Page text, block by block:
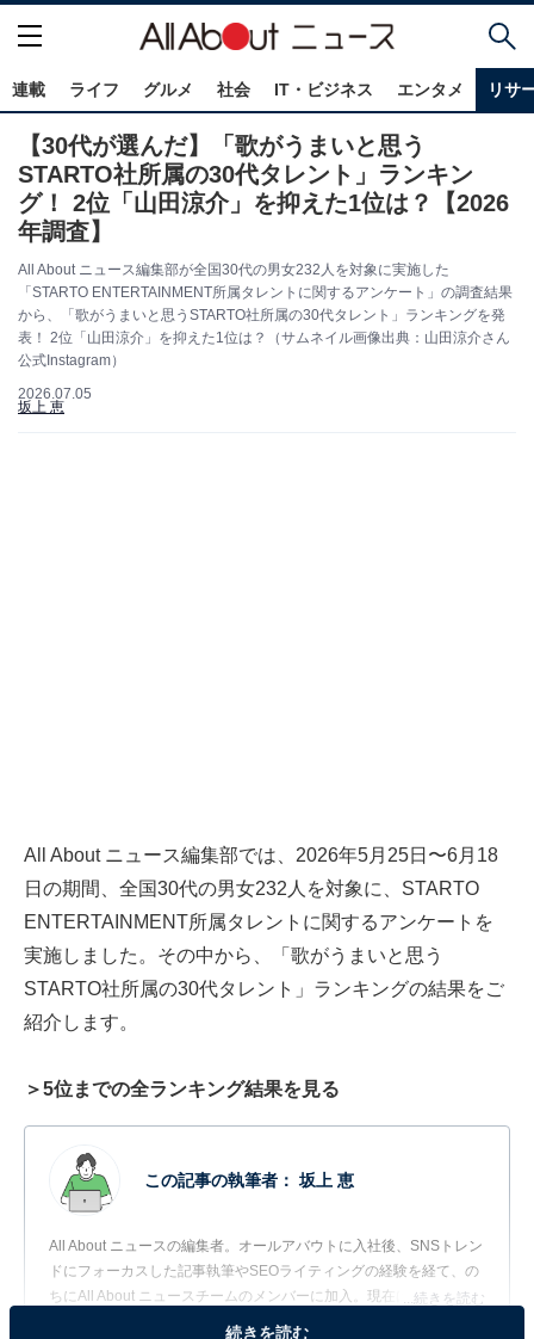
連載 ライフ グルメ 社会 IT・ビジネス エンタメ リサ
【30代が選んだ】「歌がうまいと思う
STARTO社所属の30代タレント」ランキン
グ！ 2位「山田涼介」を抑えた1位は？【2026
年調査】
All About ニュース編集部が全国30代の男女232人を対象に実施した
「STARTO ENTERTAINMENT所属タレントに関するアンケート」の調査結果
から、「歌がうまいと思うSTARTO社所属の30代タレント」ランキングを発
表！ 2位「山田涼介」を抑えた1位は？（サムネイル画像出典：山田涼介さん
公式Instagram）
2026.07.05
坂上 恵
All About ニュース編集部では、2026年5月25日〜6月18
日の期間、全国30代の男女232人を対象に、STARTO
ENTERTAINMENT所属タレントに関するアンケートを
実施しました。その中から、「歌がうまいと思う
STARTO社所属の30代タレント」ランキングの結果をご
紹介します。
＞5位までの全ランキング結果を見る
この記事の執筆者： 坂上 恵
All About ニュースの編集者。オールアバウトに入社後、SNSトレン
ドにフォーカスした記事執筆やSEOライティングの経験を経て、の
ちにAll About ニュースチームのメンバーに加入。現在は旅行・カル
チャー・エンタメなどを中心に企画編集を担当。東京都出身。居酒
...続きを読む
続きを読む